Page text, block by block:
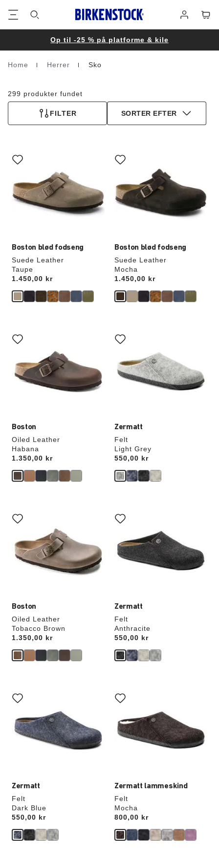
på
Op til -25 % på platforme & kile
Homepage
Home Herrer Sko
299 produkter fundet
FILTER SORTER EFTER
Boston blød fodseng
Suede Leather
Taupe
Price:
1.450,00 kr
med
prøvefarver
opdatere
produktbilledet
Boston blød fodseng
Suede Leather
Mocha
Price:
1.450,00 kr
med
prøvefarver
opdatere
produktbilledet
Boston
Oiled Leather
Habana
Price:
1.350,00 kr
med
prøvefarver
opdatere
produktbilledet
Zermatt
Felt
Light Grey
Price:
550,00 kr
med
prøvefarver
opdatere
produktbilledet
Boston
Oiled Leather
Tobacco Brown
Price:
1.350,00 kr
med
prøvefarver
opdatere
produktbilledet
Zermatt
Felt
Anthracite
Price:
550,00 kr
med
prøvefarver
opdatere
produktbilledet
Zermatt
Felt
Dark Blue
Price:
550,00 kr
med
prøvefarver
opdatere
produktbilledet
Zermatt lammeskind
Felt
Mocha
Price:
800,00 kr
med
prøvefarver
opdatere
produktbilledet